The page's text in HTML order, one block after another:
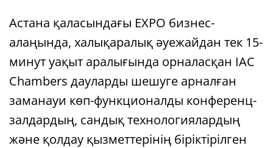
Астана қаласындағы EXPO бизнес-
алаңында, халықаралық әуежайдан тек 15-
минут уақыт аралығында орналасқан IAC
Chambers дауларды шешуге арналған
заманауи көп-функционалды конференц-
залдардың, сандық технологиялардың
және қолдау қызметтерінің біріктірілген